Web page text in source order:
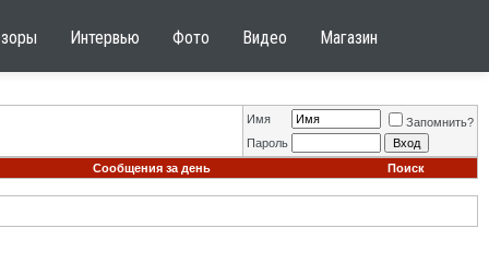
Интервью Фото Видео Магазин
Имя
Запомнить?
Пароль
Сообщения за день
Поиск